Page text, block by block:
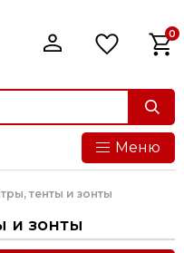
0
Меню
тенты и зонты
и зонты